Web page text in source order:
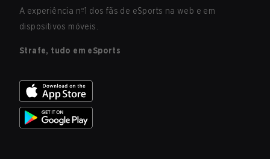
A experiência nº1 dos fãs de eSports na web e em
dispositivos móveis.
Strafe, tudo em eSports